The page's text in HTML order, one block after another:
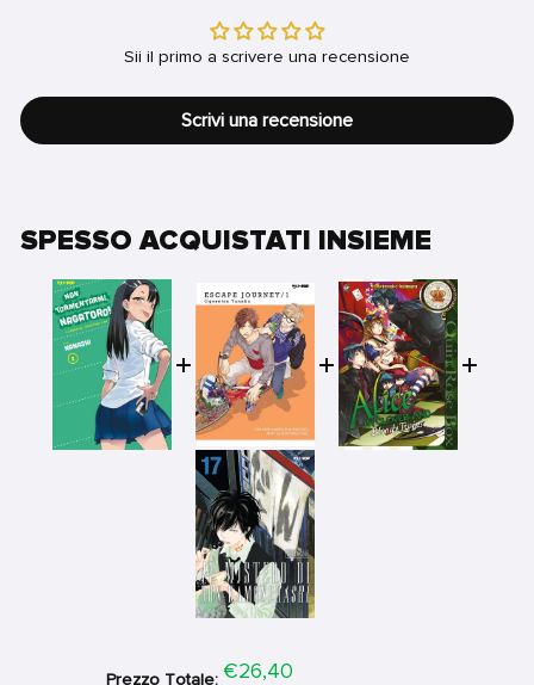
Sii il primo a scrivere una recensione
Scrivi una recensione
SPESSO ACQUISTATI INSIEME
Prezzo Totale: Price
€26,40